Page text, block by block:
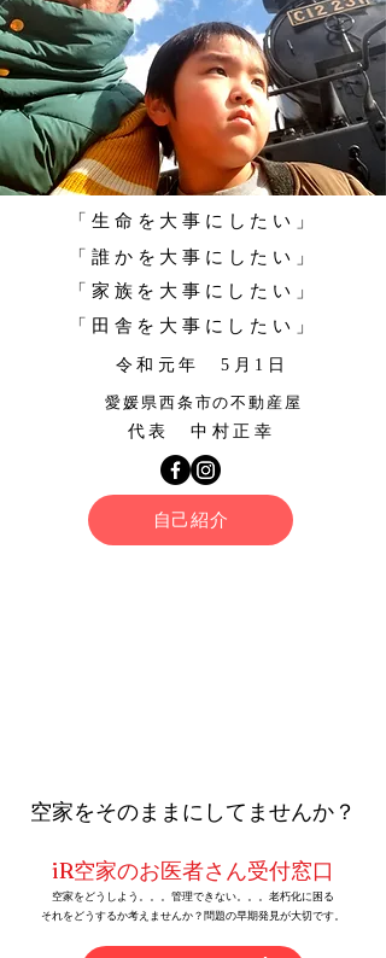
​「生命 を大事にしたい」
「誰かを大事にしたい」
「家族を大事にしたい」
「田舎を大事にしたい」
令和元年 5月1日
​愛媛県西条市の不動産屋
​ 代表 中村正幸
自己紹介
​空家をそのままにしてませんか？
iR​空家のお医者さん受付窓口
空家をどうしよう。。。管理できない。。。老朽化に困る
​それをどうするか考えませんか？問題の早期発見が大切です。